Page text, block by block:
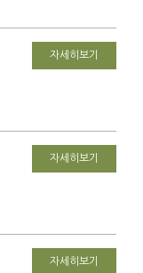
자세히보기
자세히보기
자세히보기